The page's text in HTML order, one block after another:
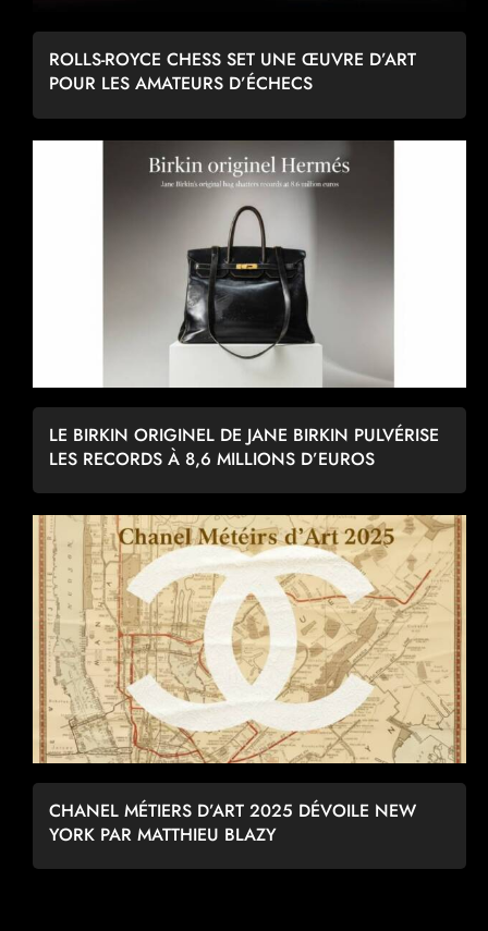
ROLLS-ROYCE CHESS SET UNE ŒUVRE D’ART
POUR LES AMATEURS D’ÉCHECS
LE BIRKIN ORIGINEL DE JANE BIRKIN PULVÉRISE
LES RECORDS À 8,6 MILLIONS D’EUROS
CHANEL MÉTIERS D’ART 2025 DÉVOILE NEW
YORK PAR MATTHIEU BLAZY